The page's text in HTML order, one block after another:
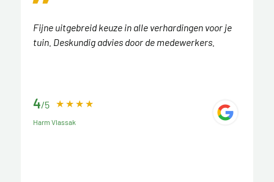
Fijne uitgebreid keuze in alle verhardingen voor je
tuin. Deskundig advies door de medewerkers.
4/5
Harm Vlassak